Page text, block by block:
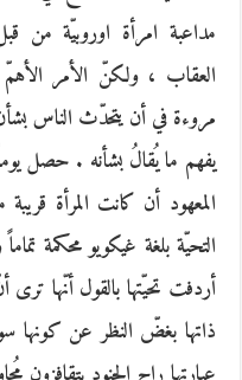
مداعبة امرأة اوروبيّة من
العقاب ، ولكنّ الأمر
مروءة في أن يتحدّث الناس
يفهم ما يُقالُ بشأنه . حصل
المعهود أن كانت المرأة
التحيّة بلغة غيكويو محكمة
أردفت تحيّتها بالقول أنّها
ذاتها بغضّ النظر عن كونها